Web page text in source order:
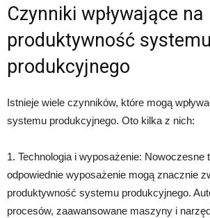
Czynniki wpływające na
produktywność systemu
produkcyjnego
Istnieje wiele czynników, które mogą
systemu produkcyjnego. Oto kilka z nich:
1. Technologia i wyposażenie: Nowoczesne
odpowiednie wyposażenie mogą znacznie
produktywność systemu produkcyjnego.
procesów, zaawansowane maszyny i